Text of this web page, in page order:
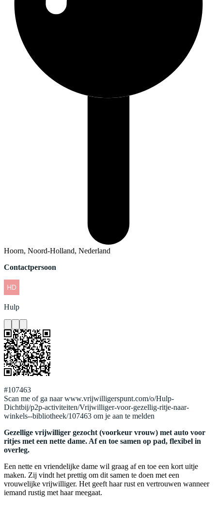
Hoorn, Noord-Holland, Nederland
Contactpersoon
Hulp
#107463
Scan me of ga naar www.vrijwilligerspunt.com/o/Hulp-
Dichtbij/p2p-activiteiten/Vrijwilliger-voor-gezellig-ritje-naar-
winkels--bibliotheek/107463 om je aan te melden
Gezellige vrijwilliger gezocht (voorkeur vrouw) met auto voor
ritjes met een nette dame. Af en toe samen op pad, flexibel in
overleg.
Een nette en vriendelijke dame wil graag af en toe een kort uitje
maken. Zij vindt het prettig om dit samen te doen met een
vrouwelijke vrijwilliger. Het geeft haar rust en vertrouwen wanneer
iemand rustig met haar meegaat.